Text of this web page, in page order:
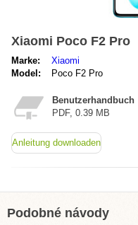
Xiaomi Poco F2 Pro
Marke:
Xiaomi
Model:
Poco F2 Pro
Benutzerhandbuch
PDF, 0.39 MB
Anleitung downloaden
Podobné návody